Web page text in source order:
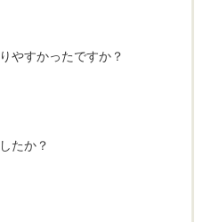
やすかったですか？
たか？